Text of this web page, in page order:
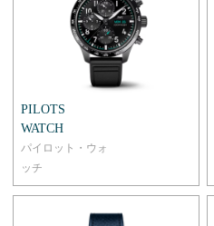
PILOTS
WATCH
パイロット・ウォ
ッチ